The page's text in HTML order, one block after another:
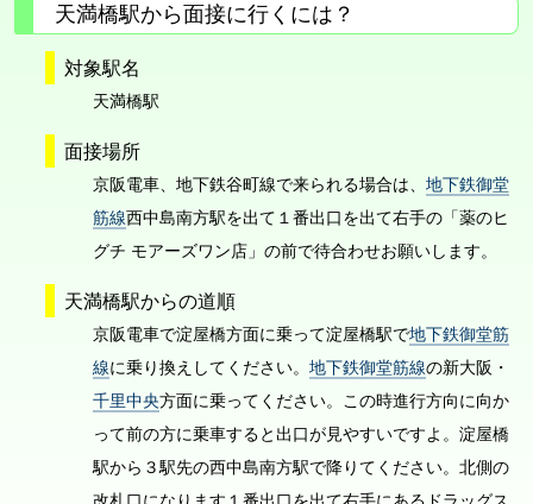
天満橋駅から面接に行くには？
対象駅名
天満橋駅
面接場所
京阪電車、地下鉄谷町線で来られる場合は、 地下鉄御堂
筋線西中島南方駅を出て１番出口を出て右手の「薬のヒ
グチ モアーズワン店」の前で待合わせお願いします。
天満橋駅からの道順
京阪電車で淀屋橋方面に乗って淀屋橋駅で地下鉄御堂筋
線に乗り換えしてください。 地下鉄御堂筋線の新大阪・
千里中央方面に乗ってください。この時進行方向に向か
って前の方に乗車すると出口が見やすいですよ。淀屋橋
駅から３駅先の西中島南方駅で降りてください。北側の